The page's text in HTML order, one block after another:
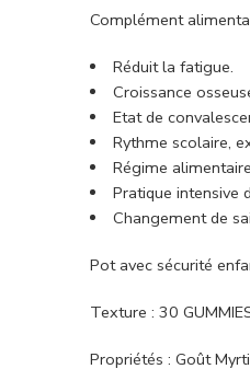
Complément
Réduit la fatigue.
Croissance
Etat de
Rythme scolaire,
Régime
Pratique intensive
Changement de
Pot avec sécurité
Texture : 30
Propriétés : Goût